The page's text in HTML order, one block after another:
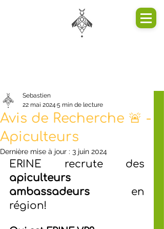
Avis de Recherche 🚨 -
Apiculteurs
Sebastien
22 mai 2024 5 min de lecture
Dernière mise à jour : 3 juin 2024
apiculteurs
ambassadeurs en
région!